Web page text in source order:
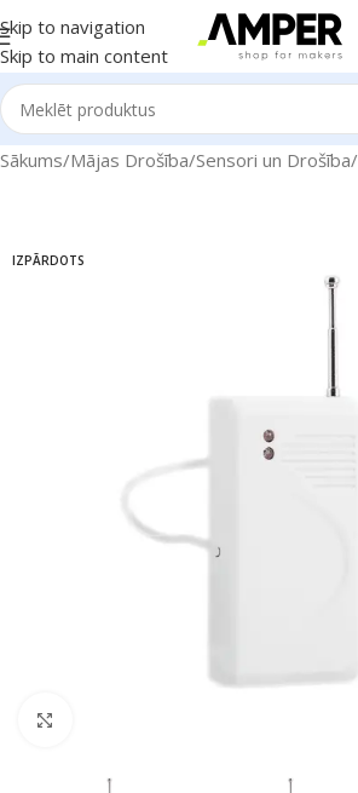
Skip to navigation
Skip to main content
Sākums/Mājas Drošība/Sensori un Drošība/
IZPĀRDOTS